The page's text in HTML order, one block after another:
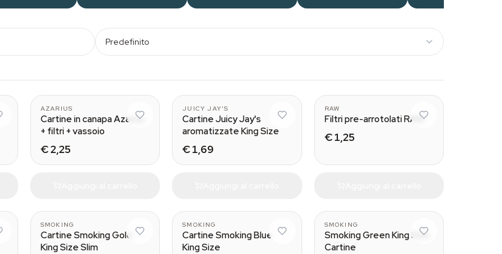
Predefinito
AZARIUS
Cartine in canapa Azarius
+ filtri + vassoio
€ 2,25
Green Apple
JUICY JAY'S
Cartine Juicy Jay's
aromatizzate King Size
€ 1,69
Wide
RAW
Filtri pre-arrotolati RAW
€ 1,25
SMOKING
Cartine Smoking Gold
King Size Slim
SMOKING
Cartine Smoking Blue
King Size
SMOKING
Smoking Green King Size
Cartine